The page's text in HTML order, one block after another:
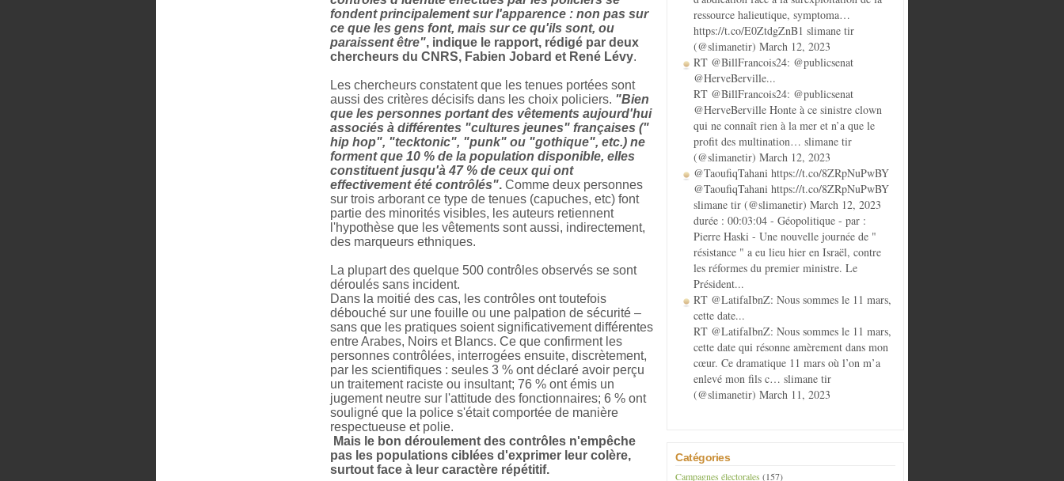
fondent principalement sur l'apparence : non pas sur
ce que les gens font, mais sur ce qu'ils sont, ou
paraissent être", indique le rapport, rédigé par deux
chercheurs du CNRS, Fabien Jobard et René Lévy.
Les chercheurs constatent que les tenues portées sont
aussi des critères décisifs dans les choix policiers. "Bien
que les personnes portant des vêtements aujourd'hui
associés à différentes "cultures jeunes" françaises ("
hip hop", "tecktonic", "punk" ou "gothique", etc.) ne
forment que 10 % de la population disponible, elles
constituent jusqu'à 47 % de ceux qui ont
effectivement été contrôlés". Comme deux personnes
sur trois arborant ce type de tenues (capuches, etc) font
partie des minorités visibles, les auteurs retiennent
l'hypothèse que les vêtements sont aussi, indirectement,
des marqueurs ethniques.
La plupart des quelque 500 contrôles observés se sont
déroulés sans incident.
Dans la moitié des cas, les contrôles ont toutefois
débouché sur une fouille ou une palpation de sécurité –
sans que les pratiques soient significativement différentes
entre Arabes, Noirs et Blancs. Ce que confirment les
personnes contrôlées, interrogées ensuite, discrètement,
par les scientifiques : seules 3 % ont déclaré avoir perçu
un traitement raciste ou insultant; 76 % ont émis un
jugement neutre sur l'attitude des fonctionnaires; 6 % ont
souligné que la police s'était comportée de manière
respectueuse et polie.
Mais le bon déroulement des contrôles n'empêche
pas les populations ciblées d'exprimer leur colère,
surtout face à leur caractère répétitif.
ressource halieutique, symptoma…
https://t.co/E0ZtdgZnB1 slimane tir
(@slimanetir) March 12, 2023
RT @BillFrancois24: @publicsenat
@HerveBerville...
RT @BillFrancois24: @publicsenat
@HerveBerville Honte à ce sinistre clown
qui ne connaît rien à la mer et n’a que le
profit des multination… slimane tir
(@slimanetir) March 12, 2023
@TaoufiqTahani https://t.co/8ZRpNuPwBY
@TaoufiqTahani https://t.co/8ZRpNuPwBY
slimane tir (@slimanetir) March 12, 2023
durée : 00:03:04 - Géopolitique - par :
Pierre Haski - Une nouvelle journée de "
résistance " a eu lieu hier en Israël, contre
les réformes du premier ministre. Le
Président...
RT @LatifaIbnZ: Nous sommes le 11 mars,
cette date...
RT @LatifaIbnZ: Nous sommes le 11 mars,
cette date qui résonne amèrement dans mon
cœur. Ce dramatique 11 mars où l’on m’a
enlevé mon fils c… slimane tir
(@slimanetir) March 11, 2023
Catégories
Campagnes électorales (157)